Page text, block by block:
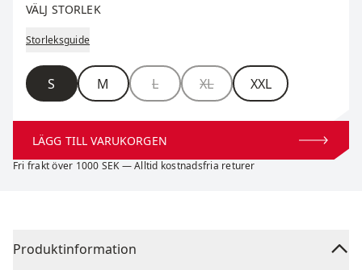
VÄLJ STORLEK
Storleksguide
Storlek
S M L XL XXL
LÄGG TILL VARUKORGEN
Fri frakt över 1000 SEK — Alltid kostnadsfria returer
Produktinformation